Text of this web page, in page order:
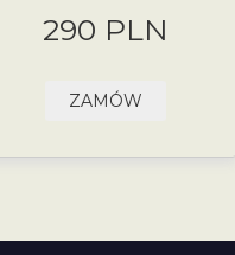
290 PLN
ZAMÓW